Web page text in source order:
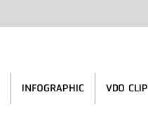
INFOGRAPHIC VDO CLIP